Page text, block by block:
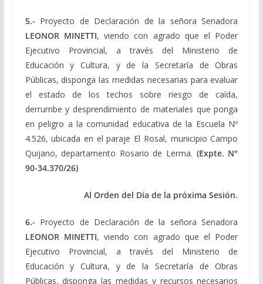
5.- Proyecto de Declaración de la señora Senadora
LEONOR MINETTI, viendo con agrado que el Poder
Ejecutivo Provincial, a través del Ministerio de
Educación y Cultura, y de la Secretaría de Obras
Públicas, disponga las medidas necesarias para evaluar
el estado de los techos sobre riesgo de caída,
derrumbe y desprendimiento de materiales que ponga
en peligro a la comunidad educativa de la Escuela Nº
4.526, ubicada en el paraje El Rosal, municipio Campo
Quijano, departamento Rosario de Lerma. (Expte. N°
90-34.370/26)
Al Orden del Día de la próxima Sesión.
6.- Proyecto de Declaración de la señora Senadora
LEONOR MINETTI, viendo con agrado que el Poder
Ejecutivo Provincial, a través del Ministerio de
Educación y Cultura, y de la Secretaría de Obras
Públicas, disponga las medidas y recursos necesarios